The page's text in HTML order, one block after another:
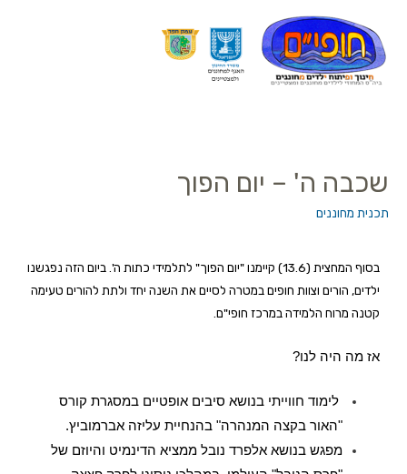
שכבה ה' – יום הפוך
תכנית מחוננים
בסוף המחצית (13.6) קיימנו "יום הפוך" לתלמידי כתות ה'. ביום הזה נפגשנו
ילדים, הורים וצוות חופים במטרה לסיים את השנה יחד ולתת להורים טעימה
קטנה מרוח הלמידה במרכז חופי"ם.
אז מה היה לנו?
לימוד חווייתי בנושא סיבים אופטיים במסגרת קורס
"האור בקצה המנהרה" בהנחיית עליזה אברמוביץ.
מפגש בנושא אלפרד נובל ממציא הדינמיט והיוזם של